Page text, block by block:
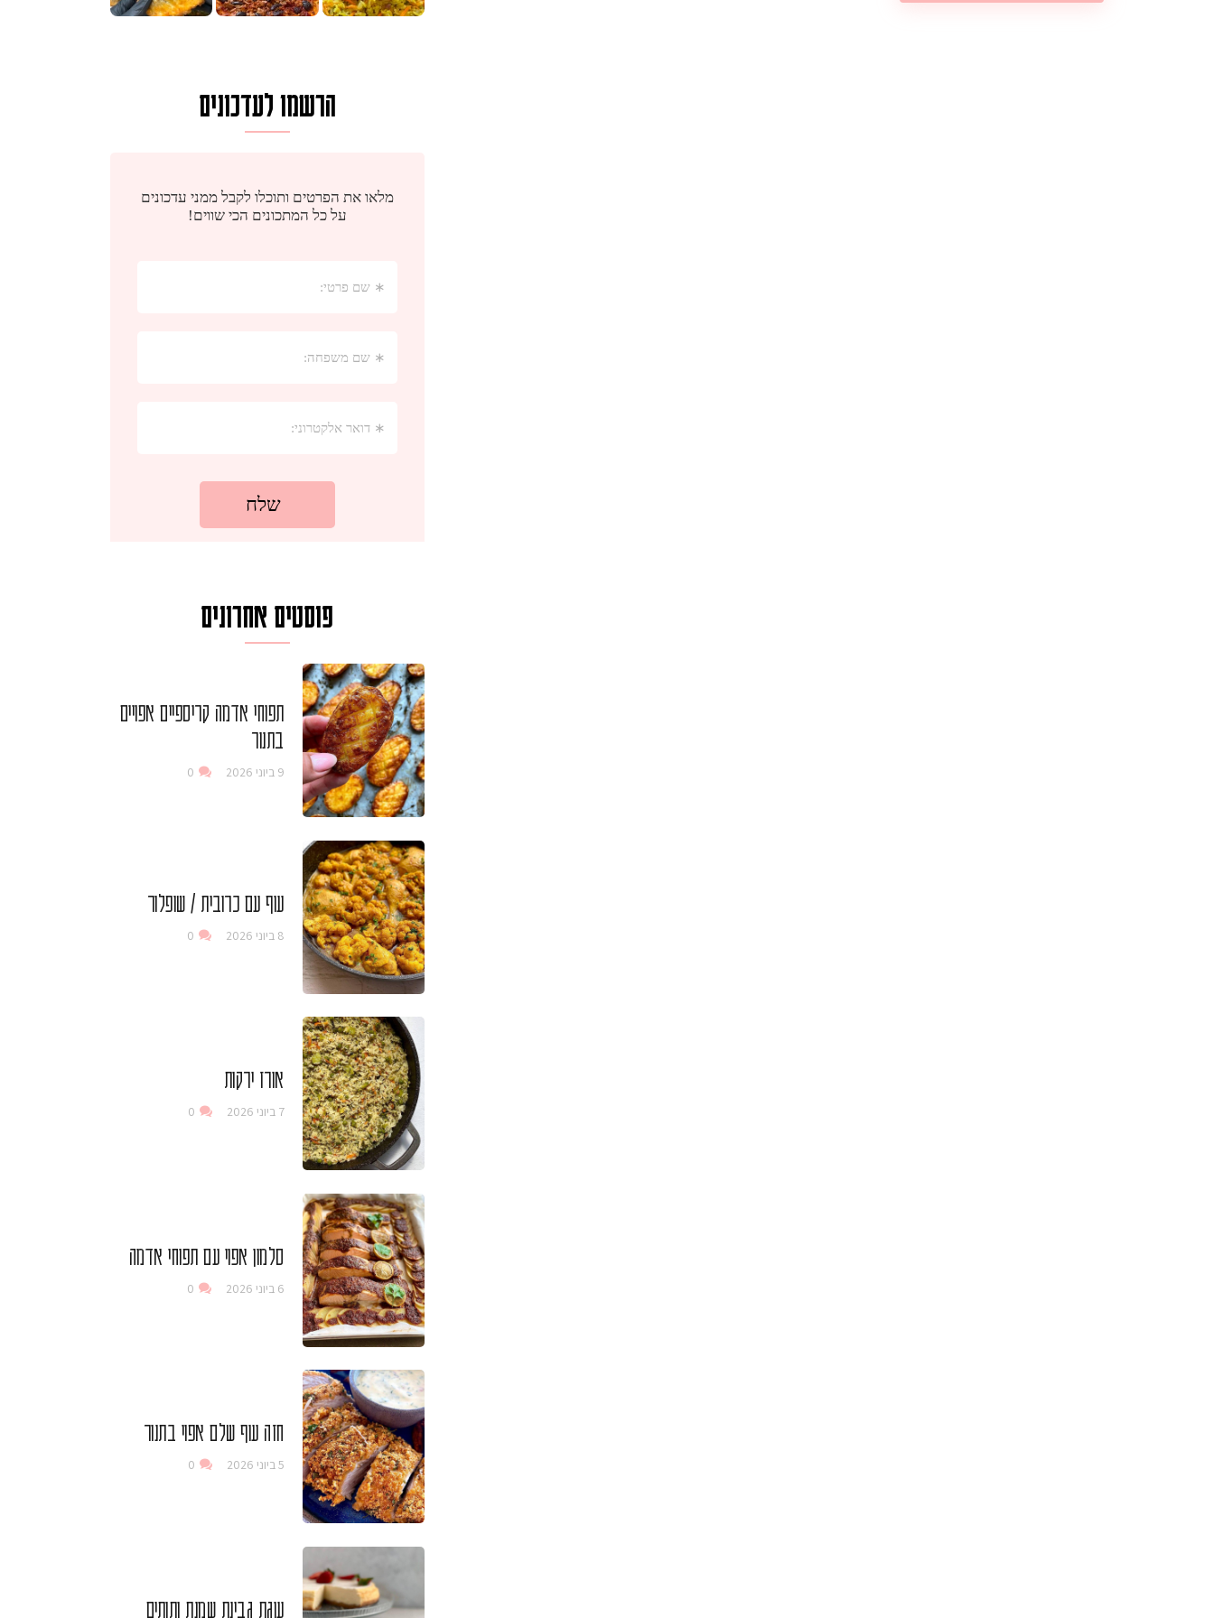
הרשמו לעדכונים
פוסטים אחרונים
תפוחי אדמה קריספיים אפויים
בתנור
9 ביוני 2026 0
עוף עם כרובית / שופלור
8 ביוני 2026 0
אורז ירקות
7 ביוני 2026 0
סלמון אפוי עם תפוחי אדמה
6 ביוני 2026 0
חזה עוף שלם אפוי בתנור
5 ביוני 2026 0
עוגת גבינת שמנת ותותים